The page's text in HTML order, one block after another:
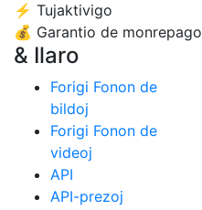
⚡ Tujaktivigo
💰 Garantio de monrepago
& Ilaro
Forigi Fonon de
bildoj
Forigi Fonon de
videoj
API
API-prezoj